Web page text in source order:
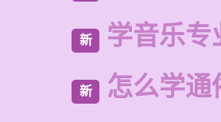
新 学音乐专
新 怎么学通